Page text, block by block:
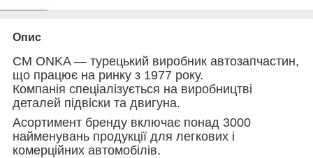
Опис
CM ONKA — турецький виробник автозапчастин,
що працює на ринку з 1977 року.
Компанія спеціалізується на виробництві
деталей підвіски та двигуна.
Асортимент бренду включає понад 3000
найменувань продукції для легкових і
комерційних автомобілів.